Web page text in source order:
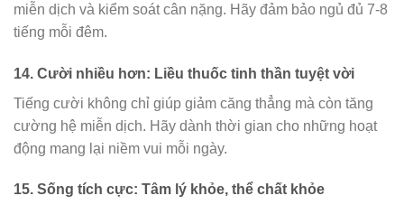
miễn dịch và kiểm soát cân nặng. Hãy đảm bảo ngủ đủ 7-8
tiếng mỗi đêm.
14. Cười nhiều hơn: Liều thuốc tinh thần tuyệt vời
Tiếng cười không chỉ giúp giảm căng thẳng mà còn tăng
cường hệ miễn dịch. Hãy dành thời gian cho những hoạt
động mang lại niềm vui mỗi ngày.
15. Sống tích cực: Tâm lý khỏe, thể chất khỏe